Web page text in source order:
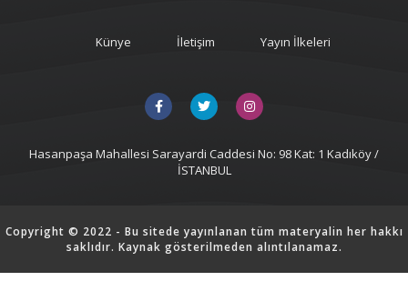
Künye İletişim Yayın İlkeleri
Hasanpaşa Mahallesi Sarayardi Caddesi No: 98 Kat: 1 Kadıköy /
İSTANBUL
Copyright © 2022 - Bu sitede yayınlanan tüm materyalin her hakkı
saklıdır. Kaynak gösterilmeden alıntılanamaz.